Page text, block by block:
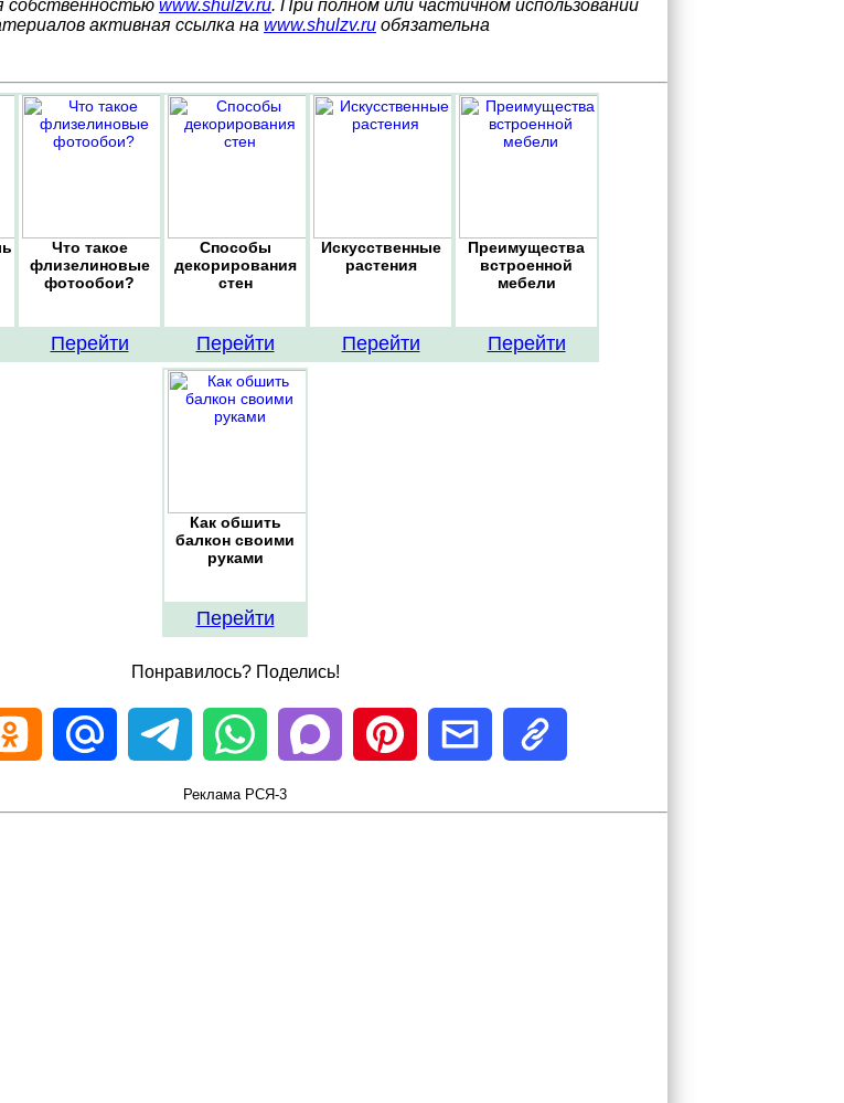
www.shulzv.ru. При полном или частичном использовании
активная ссылка на www.shulzv.ru обязательна
Что такое
флизелиновые
фотообои?
Перейти
Способы
декорирования
стен
Перейти
Искусственные
растения
Перейти
Преимущества
встроенной
мебели
Перейти
Как обшить
балкон своими
руками
Перейти
Понравилось? Поделись!
Реклама РСЯ-3